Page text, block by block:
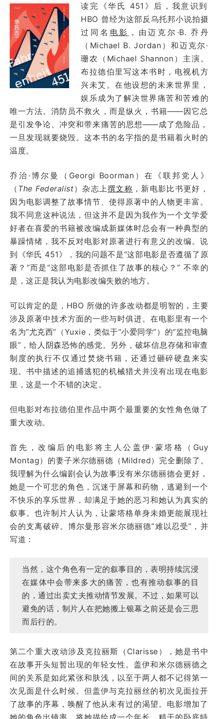
读完《华氏 451》后，我意识到
HBO 曾经为这部反乌托邦小说拍摄
过同名 电影 ，由迈克尔·B. 乔丹
（Michael B. Jordan）和迈克尔·
珊农（Michael Shannon）主演。
布拉德伯里写这本书时，电视机方
兴未艾。在他设想的未来世界里，
娱乐成为了解决世界痛苦和苦难的
唯一方法。消防员不救火，而是纵火，书籍——因它总
是引发争论、冲突和带来痛苦的思想——成了危险品，
一旦发现就要烧毁。这本书的名字指的是书籍着火时的
温度。
乔治·博尔曼（Georgi Boorman）在《联邦党人》
（ The Federalist）杂志上撰文称 ，新电影比书更好，
因为电影调整了故事情节、使得原著中的人物更丰富。
我不同意这种说法，但这并不是因为我作为一个文学爱
好者在喜爱的书籍被改编成新媒体时总会有一种典型的
暴躁情绪，我不反对电影对原著进行有意义的改编。说
到《华氏 451》，我的问题不是“这部电影是否遵循了原
著？”而是“这部电影是否抓住了故事的核心？” 不幸的
是，这正是我认为电影改编失败的地方。
可以肯定的是，HBO 所做的许多改动都是明智的，主要
涉及原著中技术方面的一些与时俱进。在电影里有一个
名为“尤克西”（Yuxie，类似于“小爱同学”）的“监控电脑
眼”，给人阴森恐怖的感觉。另外，破坏信息存储和审查
制度的执行不仅通过焚烧书籍，还通过砸碎硬盘来实
现。书中描述的追捕逃犯的机械猎犬并没有出现在电影
里，这是一个不错的决定。
但电影对布拉德伯里作品中两个最重要的女性角色做了
重大改动。
首先，改编后的电影将主人公盖伊·蒙塔格（Guy
Montag）的妻子米尔德丽德（Mildred）完全删除了。
我理解为什么编剧会认为故事没有米尔德丽德会更好，
她是一个可悲的角色，沉迷于屏幕和药物，逃避到一个
不快乐的享乐世界，却满足于她的恶习和她认为真实的
叙事。也许制片人认为，让蒙塔格单身未婚更能展现社
会的支离破碎。博尔曼形容米尔德丽德“难以忍受”，并
写道：
当然，这个角色有一定的叙事目的，表明持续沉浸
在媒体中会带来多大的痛苦，也有推动叙事的目
的，通过出卖丈夫推动情节发展。不过，如果可以
避免的话，制片人在把她搬上银幕之前还是会三思
而后行的。
第二个重大改动涉及克拉丽斯（Clarisse），她是书中
在故事开头短暂出现的年轻女性。盖伊和米尔德丽德之
间的关系是如此紧张和肤浅，以至于两人都不记得第一
次见面是什么时候。但盖伊与克拉丽丝的初次见面拉开
了故事的序幕，唤醒了他从未有过的渴望。电影增加了
她的角色出镜率，将她描绘成一个年长、精干的卧底特